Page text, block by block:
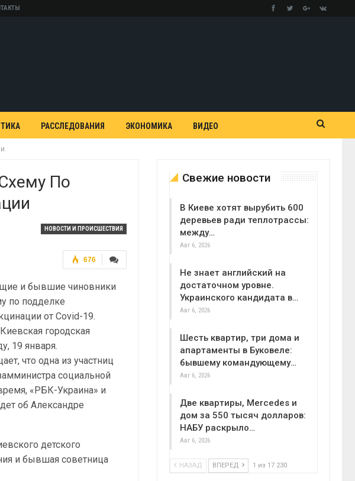
РАССЛЕДОВАНИЯ ЭКОНОМИКА ВИДЕО
По
НОВОСТИ И ПРОИСШЕСТВИЯ
676
и бывшие чиновники
по подделке
от Covid-19.
городская
19 января.
что одна из участниц
социальной
«РБК-Украина» и
об Александре
детского
и бывшая советница
Свежие новости
В Киеве хотят вырубить 600
деревьев ради теплотрассы:
между…
Авг 6, 2026
Не знает английский на
достаточном уровне.
Украинского кандидата в…
Авг 6, 2026
Шесть квартир, три дома и
апартаменты в Буковеле:
бывшему командующему…
Авг 6, 2026
Две квартиры, Mercedes и
дом за 550 тысяч долларов:
НАБУ раскрыло…
Авг 6, 2026
НАЗАД ВПЕРЕД 1 из 17 230